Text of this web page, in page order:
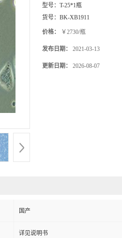
型号： T-25*1瓶
货号： BK-XB1911
价格： ￥2730/瓶
发布日期： 2021-03-13
更新日期： 2026-08-07
国产
详见说明书